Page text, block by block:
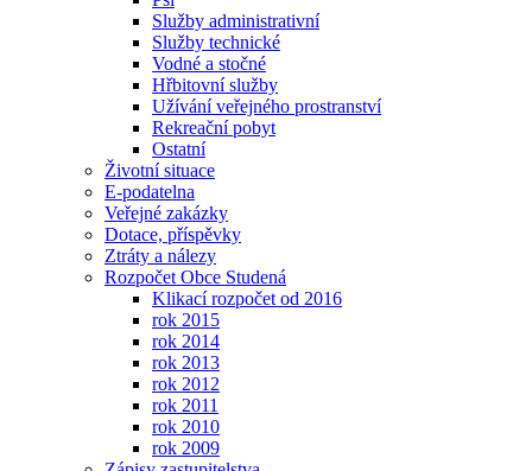
Služby administrativní
Služby technické
Vodné a stočné
Hřbitovní služby
Užívání veřejného prostranství
Rekreační pobyt
Ostatní
Životní situace
E-podatelna
Veřejné zakázky
Dotace, příspěvky
Ztráty a nálezy
Rozpočet Obce Studená
Klikací rozpočet od 2016
rok 2015
rok 2014
rok 2013
rok 2012
rok 2011
rok 2010
rok 2009